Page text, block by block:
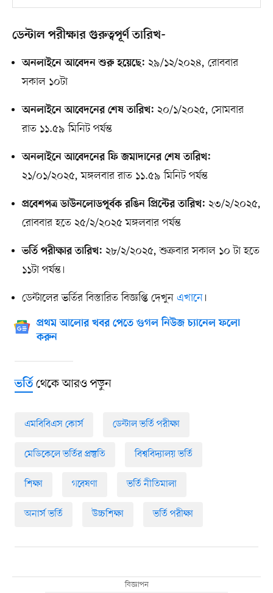
ডেন্টাল পরীক্ষার গুরুত্বপূর্ণ তারিখ-
অনলাইনে আবেদন শুরু হয়েছে: ২৯/১২/২০২৪, রোববার
সকাল ১০টা
অনলাইনে আবেদনের শেষ তারিখ: ২০/১/২০২৫, সোমবার
রাত ১১.৫৯ মিনিট পর্যন্ত
অনলাইনে আবেদনের ফি জমাদানের শেষ তারিখ:
২১/০১/২০২৫, মঙ্গলবার রাত ১১.৫৯ মিনিট পর্যন্ত
প্রবেশপত্র ডাউনলোডপূর্বক রঙিন প্রিন্টের তারিখ: ২৩/২/২০২৫,
রোববার হতে ২৫/২/২০২৫ মঙ্গলবার পর্যন্ত
ভর্তি পরীক্ষার তারিখ: ২৮/২/২০২৫, শুক্রবার সকাল ১০ টা হতে
১১টা পর্যন্ত।
ডেন্টালের ভর্তির বিস্তারিত বিজ্ঞপ্তি দেখুন এখানে।
প্রথম আলোর খবর পেতে গুগল নিউজ চ্যানেল ফলো
করুন
ভর্তিথেকে আরও পড়ুন
এমবিবিএস কোর্স ডেন্টাল ভর্তি পরীক্ষা
মেডিকেলে ভর্তির প্রস্তুতি বিশ্ববিদ্যালয় ভর্তি
শিক্ষা গবেষণা ভর্তি নীতিমালা
অনার্স ভর্তি উচ্চশিক্ষা ভর্তি পরীক্ষা